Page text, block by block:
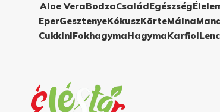
Aloe VeraBodzaCsaládEgészség
EperGesztenyeKókuszKörteMálna
CukkiniFokhagymaHagymaKarfiol